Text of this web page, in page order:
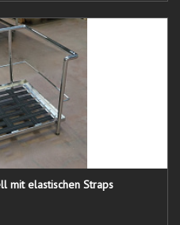
mit elastischen Straps